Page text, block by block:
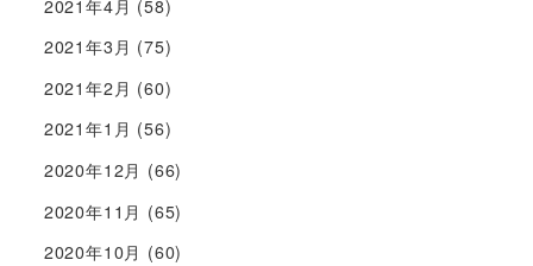
2021年4月 (58)
2021年3月 (75)
2021年2月 (60)
2021年1月 (56)
2020年12月 (66)
2020年11月 (65)
2020年10月 (60)